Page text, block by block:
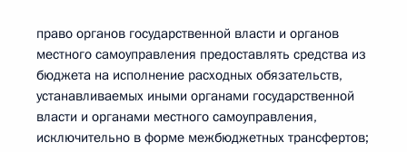
право органов государственной власти и органов
местного самоуправления предоставлять средства из
бюджета на исполнение расходных обязательств,
устанавливаемых иными органами государственной
власти и органами местного самоуправления,
исключительно в форме межбюджетных трансфертов;